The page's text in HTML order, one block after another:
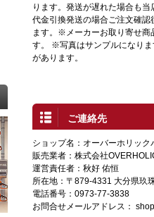
ります。発送が遅れた場合も
代金引換発送の場合ご注文確
ます。※メーカーお取り寄せ商
す。 ※写真はサンプルになり
があります。
ご連絡先
ショップ名：オーバーホリック
販売業者：株式会社
運営責任者：秋好 佑恒
所在地：〒879-4331 大分県玖
電話番号：0973-77-3838
お問合せメールアドレス：